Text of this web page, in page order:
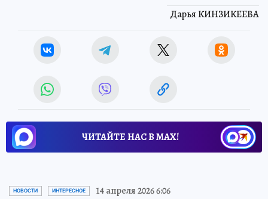
Дарья КИНЗИКЕЕВА
ЧИТАЙТЕ НАС В МАХ!
НОВОСТИ ИНТЕРЕСНОЕ 14 апреля 2026 6:06